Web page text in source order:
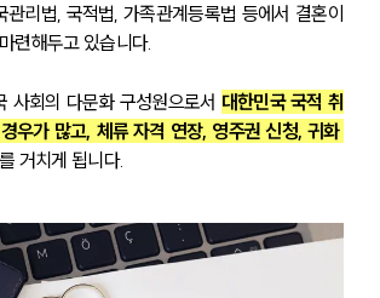
리법, 국적법, 가족관계등록법 등에서 결혼이
련해두고 있습니다.
사회의 다문화 구성원으로서 대한민국 국적 취
우가 많고, 체류 자격 연장, 영주권 신청, 귀화
를 거치게 됩니다.